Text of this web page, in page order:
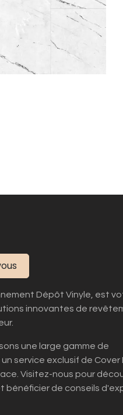
Dépôt Vinyle, est
innovantes de
une large gamme de
service exclusif de Cover
Visitez-nous pour
bénéficier de conseils